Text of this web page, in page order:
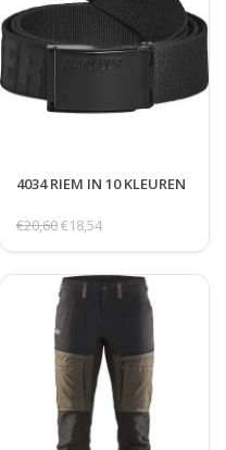
4034 RIEM IN 10 KLEUREN
€20,60€18,54